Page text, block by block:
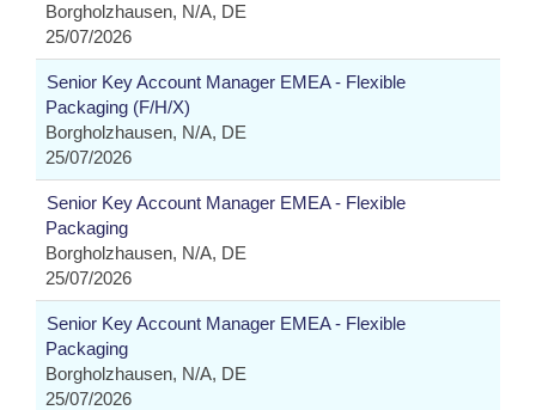
Borgholzhausen, N/A, DE
25/07/2026
Senior Key Account Manager EMEA - Flexible
Packaging (F/H/X)
Borgholzhausen, N/A, DE
25/07/2026
Senior Key Account Manager EMEA - Flexible
Packaging
Borgholzhausen, N/A, DE
25/07/2026
Senior Key Account Manager EMEA - Flexible
Packaging
Borgholzhausen, N/A, DE
25/07/2026